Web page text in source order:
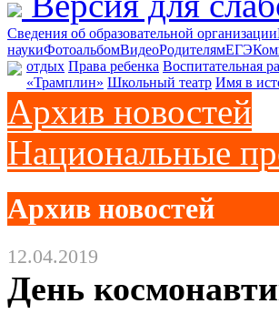
Сведения об образовательной организации
наукиФотоальбомВидеоРодителямЕГЭ
отдых Права ребенка Воспитательная
«Трамплин» Школьный театр Имя в
Архив новостей
Национальные
Архив новостей
12.04.2019
День